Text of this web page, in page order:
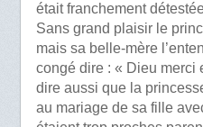
était franchement
Sans grand plaisir le
mais sa belle-mère
congé dire : « Dieu merci
dire aussi que la
au mariage de sa fille